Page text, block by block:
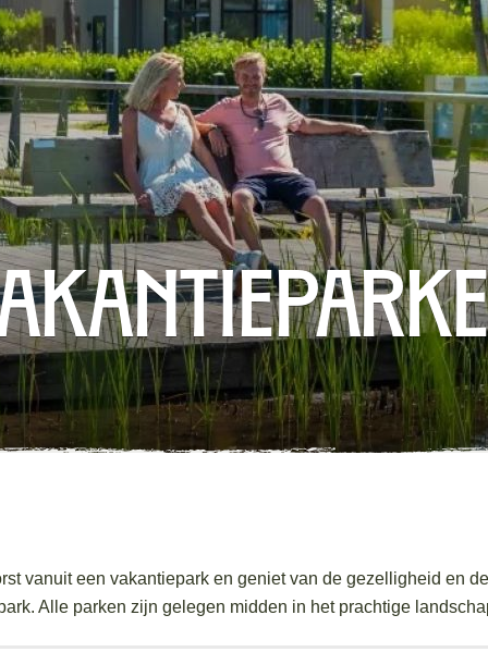
vanuit een vakantiepark en geniet van de gezelligheid en
Alle parken zijn gelegen midden in het prachtige